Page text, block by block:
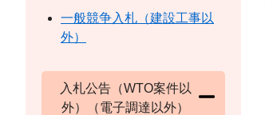
一般競争入札（建設工事以
外）
入札公告（WTO案件以
外）（電子調達以外）